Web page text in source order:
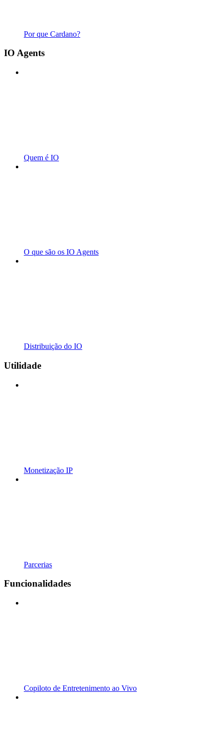
Por que Cardano?
IO Agents
Quem é IO
O que são os IO Agents
Distribuição do IO
Utilidade
Monetização IP
Parcerias
Funcionalidades
Copiloto de Entretenimento ao Vivo